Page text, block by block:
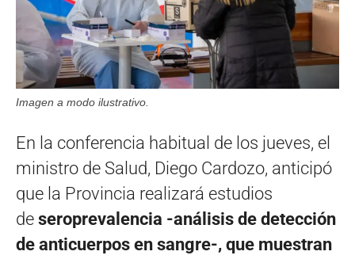
Imagen a modo ilustrativo.
En la conferencia habitual de los jueves, el
ministro de Salud, Diego Cardozo, anticipó
que la Provincia realizará estudios
de seroprevalencia -análisis de detección
de anticuerpos en sangre-, que muestran